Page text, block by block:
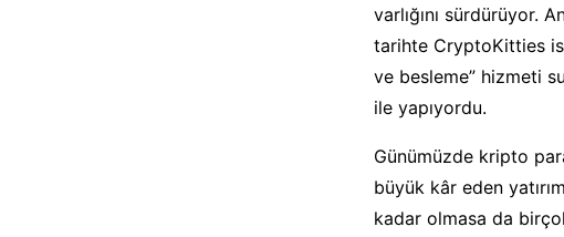
varlığını sürdürüyor.
tarihte CryptoKitties
ve besleme” hizmeti
ile yapıyordu.
Günümüzde kripto
büyük kâr eden
kadar olmasa da